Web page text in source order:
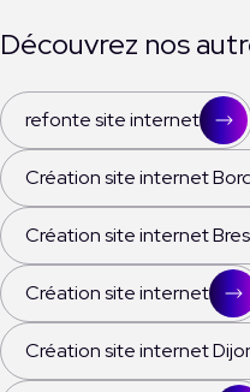
Découvrez nos
refonte site internet
Création site internet
Création site internet
Création site internet
Création site internet